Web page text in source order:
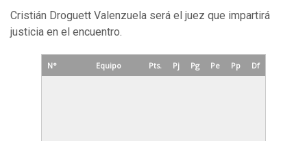
Cristián Droguett Valenzuela será el juez que impartirá
justicia en el encuentro.
N° Equipo Pts. Pj Pg Pe Pp Df